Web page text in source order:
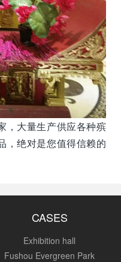
，大量生产供应各种殡
，绝对是您值得信赖的
CASES
Exhibition hall
Fushou Evergreen Park